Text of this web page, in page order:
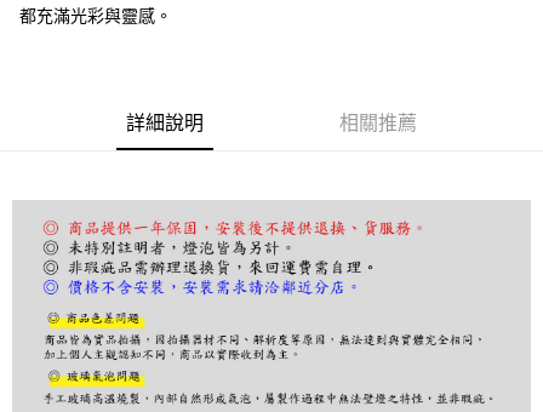
AFTEE先享後付
【「AFTEE先享後付」結帳流程】
１．於結帳方式選擇「AFTEE先享後付」後，將跳轉至「AFTEE先享後付」
結帳頁面，進行簡訊認證並確認金額後，即可完成結帳。
２．訂單成立數日內，您將收到繳費通知簡訊。
３．收到繳費通知簡訊後14天內，點擊此簡訊中的連結，可透過四大超商／
ATM／網路銀行／等多元方式進行付款，方視為交易完成。
※ 請注意：結帳手續完成當下不需立刻繳費，但若您需要取消訂單，請聯絡
購買商品的店家。未經商家同意取消之訂單仍視為有效，需透過AFTEE先享
後付繳納相關費用。
每筆NT$180，滿NT$5,000(含以上)免運費
都充滿光彩與靈感。
詳細說明 相關推薦